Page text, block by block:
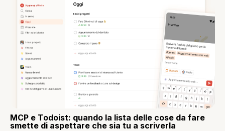
MCP e Todoist: quando la lista delle cose da fare
smette di aspettare che sia tu a scriverla